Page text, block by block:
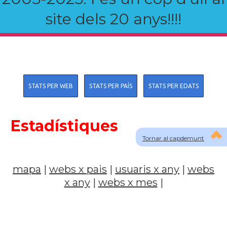
site dels 20 anys!!!!
Tornar al capdemunt
STATS PER WEB STATS PER PAÍS STATS PER EDATS
Estadístiques
mapa | webs x pais | usuaris x any | webs
x any| webs x mes |